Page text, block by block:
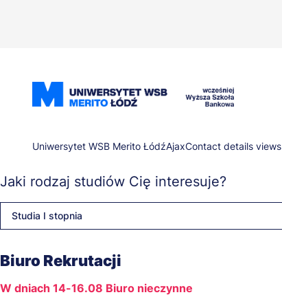
Ścieżka
nawigacyjna
Uniwersytet WSB Merito ŁódźAjaxContact details views
Jaki rodzaj studiów Cię interesuje?
Studia I stopnia
Biuro Rekrutacji
W dniach 14-16.08 Biuro nieczynne